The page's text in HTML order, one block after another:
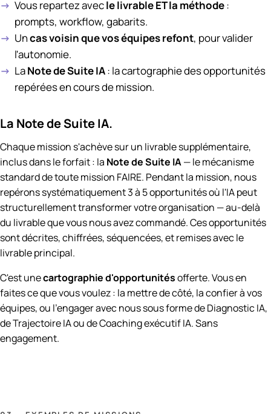
Vous repartez avecle livrable ET la méthode:
prompts, workflow, gabarits.
Uncas voisin que vos équipes refont, pour valider
l'autonomie.
LaNote de Suite IA: la cartographie des opportunités
repérées en cours de mission.
La Note de Suite IA.
Chaque mission s'achève sur un livrable supplémentaire,
inclus dans le forfait : la Note de Suite IA— le mécanisme
standard de toute mission FAIRE. Pendant la mission, nous
repérons systématiquement 3 à 5 opportunités où l'IA peut
structurellement transformer votre organisation — au-delà
du livrable que vous nous avez commandé. Ces opportunités
sont décrites, chiffrées, séquencées, et remises avec le
livrable principal.
C'est unecartographie d'opportunitésofferte. Vous en
faites ce que vous voulez : la mettre de côté, la confier à vos
équipes, ou l'engager avec nous sous forme de Diagnostic IA,
de Trajectoire IA ou de Coaching exécutif IA. Sans
engagement.